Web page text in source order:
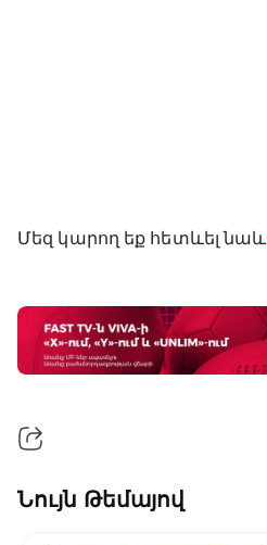
Մեզ կարող եք հետևել նաև
Նույն Թեմայով